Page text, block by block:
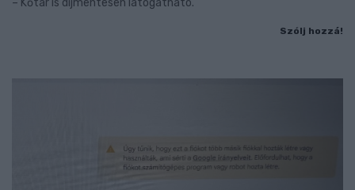
Szólj hozzá!